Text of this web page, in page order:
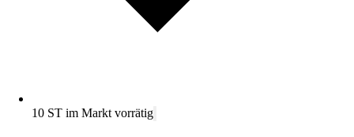
10 ST im Markt vorrätig